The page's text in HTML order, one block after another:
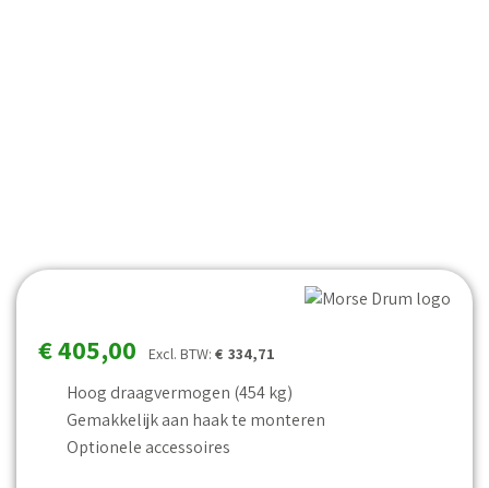
€405,00 Excl. BTW: € 334,71
Hoog draagvermogen (454 kg)
Gemakkelijk aan haak te monteren
Optionele accessoires